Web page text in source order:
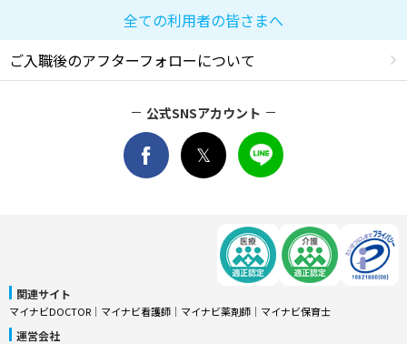
全ての利用者の皆さまへ
ご入職後のアフターフォローについて
公式SNSアカウント
関連サイト
マイナビDOCTOR │ マイナビ看護師 │ マイナビ薬剤師 │ マイナビ保育士
運営会社